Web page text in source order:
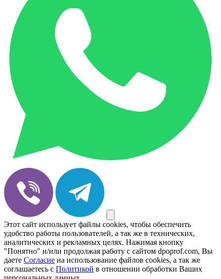
Этот сайт использует файлы cookies, чтобы обеспечить
удобство работы пользователей, а так же в технических,
аналитических и рекламных целях. Нажимая кнопку
"Понятно" и/или продолжая работу с сайтом dpoprof.com, Вы
даете Согласие на использование файлов cookies, а так же
соглашаетесь с Политикой в отношении обработки Ваших